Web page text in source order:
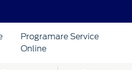
Programare Service
Online